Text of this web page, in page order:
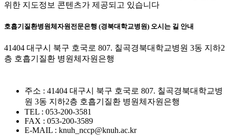
위한 지도정보 콘텐츠가 제공되고 있습니다
호흡기질환병원체자원전문은행 (경북대학교병원) 오시는 길 안내
41404 대구시 북구 호국로 807. 칠곡경북대학교병원 3동 지하2
층 호흡기질환 병원체자원은행
주소 : 41404 대구시 북구 호국로 807. 칠곡경북대학교병
원 3동 지하2층 호흡기질환 병원체자원은행
TEL : 053-200-3581
FAX : 053-200-3589
E-MAIL : knuh_nccp@knuh.ac.kr